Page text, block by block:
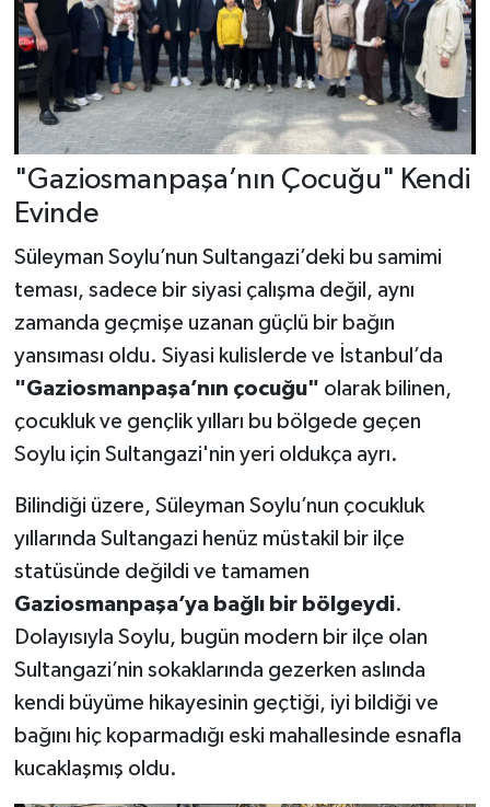
"Gaziosmanpaşa’nın Çocuğu" Kendi
Evinde
Süleyman Soylu’nun Sultangazi’deki bu samimi
teması, sadece bir siyasi çalışma değil, aynı
zamanda geçmişe uzanan güçlü bir bağın
yansıması oldu. Siyasi kulislerde ve İstanbul’da
"Gaziosmanpaşa’nın çocuğu" olarak bilinen,
çocukluk ve gençlik yılları bu bölgede geçen
Soylu için Sultangazi'nin yeri oldukça ayrı.
Bilindiği üzere, Süleyman Soylu’nun çocukluk
yıllarında Sultangazi henüz müstakil bir ilçe
statüsünde değildi ve tamamen
Gaziosmanpaşa’ya bağlı bir bölgeydi.
Dolayısıyla Soylu, bugün modern bir ilçe olan
Sultangazi’nin sokaklarında gezerken aslında
kendi büyüme hikayesinin geçtiği, iyi bildiği ve
bağını hiç koparmadığı eski mahallesinde esnafla
kucaklaşmış oldu.